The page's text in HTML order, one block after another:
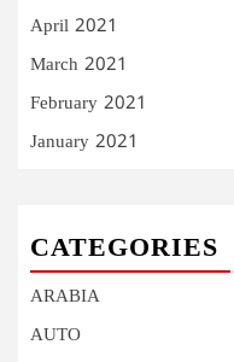
April 2021
March 2021
February 2021
January 2021
CATEGORIES
ARABIA
AUTO